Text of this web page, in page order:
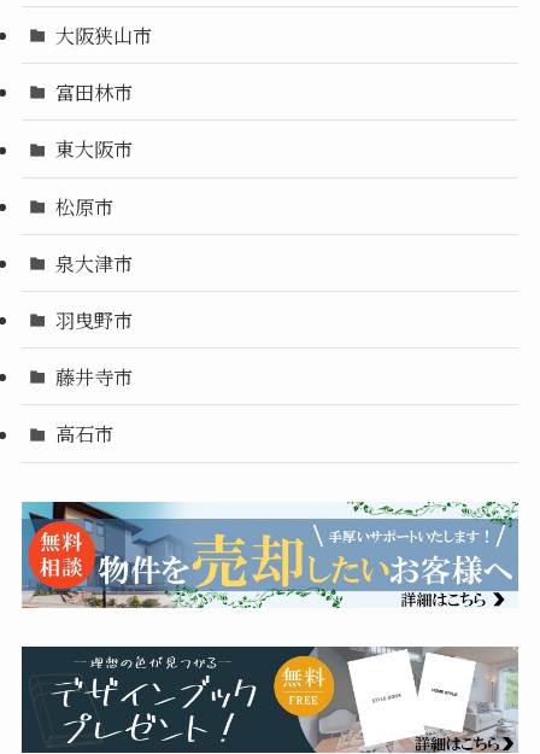
大阪狭山市
富田林市
東大阪市
松原市
泉大津市
羽曳野市
藤井寺市
高石市